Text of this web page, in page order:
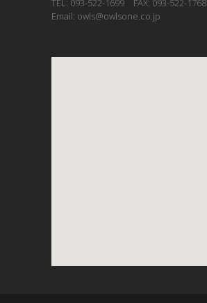
TEL: 093-522-1699 FAX: 093-522-1768
Email: owls@owlsone.co.jp